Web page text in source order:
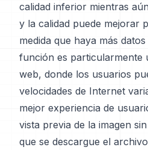
calidad inferior mientras
y la calidad puede mejorar
medida que haya más
función es particularmente
web, donde los usuarios
velocidades de Internet
mejor experiencia de
vista previa de la imagen
que se descargue el